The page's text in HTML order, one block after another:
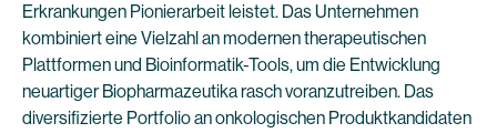
Erkrankungen Pionierarbeit leistet. Das Unternehmen
kombiniert eine Vielzahl an modernen therapeutischen
Plattformen und Bioinformatik-Tools, um die Entwicklung
neuartiger Biopharmazeutika rasch voranzutreiben. Das
diversifizierte Portfolio an onkologischen Produktkandidaten